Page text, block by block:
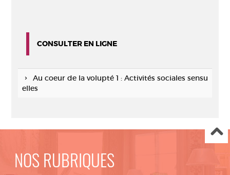
CONSULTER EN LIGNE
Au coeur de la volupté 1 : Activités sociales sensu
elles
NOS RUBRIQUES